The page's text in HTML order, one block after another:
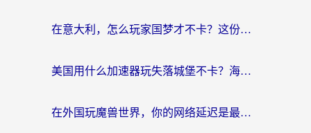
在意大利，怎么玩家国梦才不卡？这份终极加速指南请收好
美国用什么加速器玩失落城堡不卡？海外党亲测有效的国服游戏加速指南
在外国玩魔兽世界，你的网络延迟是最大的敌人